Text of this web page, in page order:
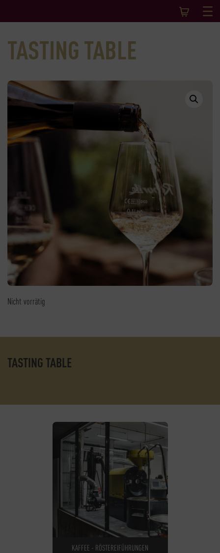
TASTING TABLE
Nicht vorrätig
TASTING TABLE
KAFFEE - RÖSTEREIFÜHRUNGEN